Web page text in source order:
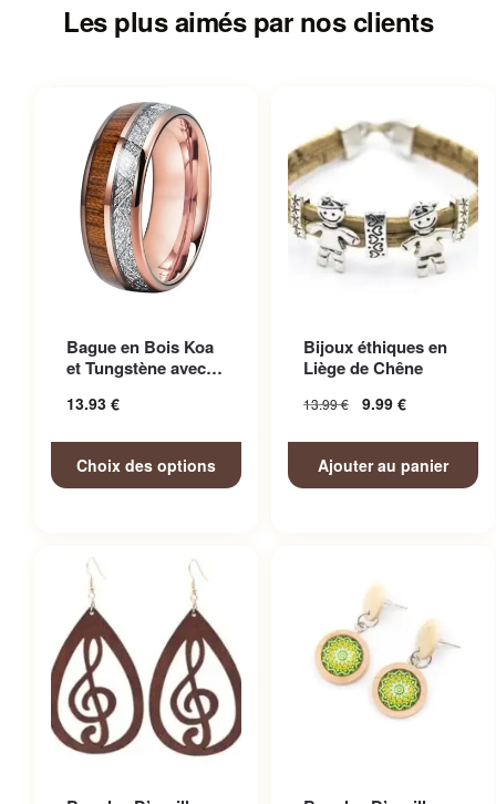
Les plus aimés par nos clients
Bague en Bois Koa
et Tungstène avec
13.93 €
Choix des options
variations. Les options
peuvent être choisies sur la
page du produit
Bijoux éthiques en
Liège de Chêne
13.99€ 9.99 €
Ajouter au panier